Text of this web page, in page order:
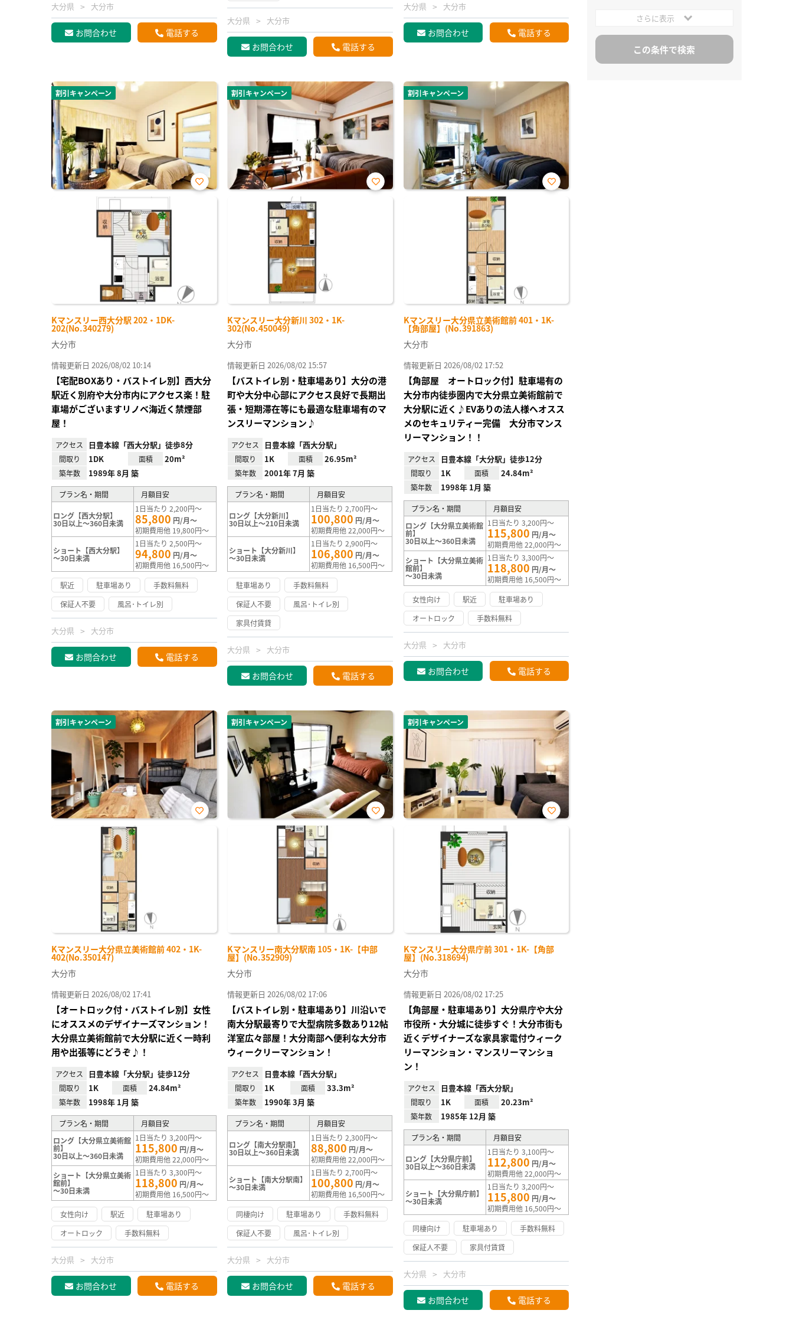
大分県 大分市
お問合わせ 電話する
大分県 大分市
お問合わせ 電話する
大分県 大分市
お問合わせ 電話する
割引キャンペーン
Kマンスリー西大分駅 202・1DK-
202(No.340279)
お気
大分市
情報更新日 2026/08/02 10:14
【宅配BOXあり・バストイレ別】西大分
駅近く別府や大分市内にアクセス楽！駐
車場がございますリノベ海近く禁煙部
屋！
アクセス 日豊本線「西大分駅」徒歩8分
間取り 1DK 面積 20m²
築年数 1989年 8月 築
プラン名・期間 月額目安
ロング【西大分駅】
30日以上～360日未満
1日当たり 2,200円～
85,800 円/月～
初期費用他 19,800円～
ショート【西大分駅】
～30日未満
1日当たり 2,500円～
94,800 円/月～
初期費用他 16,500円～
駅近
駐車場あり
手数料無料
保証人不要
風呂･トイレ別
大分県 大分市
お問合わせ 電話する
割引キャンペーン
Kマンスリー大分新川 302・1K-
302(No.450049)
お気
大分市
情報更新日 2026/08/02 15:57
【バストイレ別・駐車場あり】大分の港
町や大分中心部にアクセス良好で長期出
張・短期滞在等にも最適な駐車場有のマ
ンスリーマンション♪
アクセス 日豊本線「西大分駅」
間取り 1K 面積 26.95m²
築年数 2001年 7月 築
プラン名・期間 月額目安
ロング【大分新川】
30日以上～210日未満
1日当たり 2,700円～
100,800 円/月～
初期費用他 22,000円～
ショート【大分新川】
～30日未満
1日当たり 2,900円～
106,800 円/月～
初期費用他 16,500円～
駐車場あり
手数料無料
保証人不要
風呂･トイレ別
家具付賃貸
大分県 大分市
お問合わせ 電話する
割引キャンペーン
Kマンスリー大分県立美術館前 401・1K-
【角部屋】(No.391863)
お気
大分市
情報更新日 2026/08/02 17:52
【角部屋 オートロック付】駐車場有の
大分市内徒歩圏内で大分県立美術館前で
大分駅に近く♪EVありの法人様へオスス
メのセキュリティー完備 大分市マンス
リーマンション！！
アクセス 日豊本線「大分駅」徒歩12分
間取り 1K 面積 24.84m²
築年数 1998年 1月 築
プラン名・期間
月額目安
ロング【大分県立美術館
前】
30日以上～360日未満
1日当たり 3,200円～
115,800 円/月～
初期費用他 22,000円～
ショート【大分県立美術
館前】
～30日未満
1日当たり 3,300円～
118,800 円/月～
初期費用他 16,500円～
女性向け
駅近
駐車場あり
オートロック
手数料無料
大分県 大分市
お問合わせ 電話する
割引キャンペーン
Kマンスリー大分県立美術館前 402・1K-
402(No.350147)
お気
大分市
情報更新日 2026/08/02 17:41
【オートロック付・バストイレ別】女性
にオススメのデザイナーズマンション！
大分県立美術館前で大分駅に近く一時利
用や出張等にどうぞ♪！
アクセス 日豊本線「大分駅」徒歩12分
間取り 1K 面積 24.84m²
築年数 1998年 1月 築
プラン名・期間
月額目安
ロング【大分県立美術館
前】
30日以上～360日未満
1日当たり 3,200円～
115,800 円/月～
初期費用他 22,000円～
ショート【大分県立美術
館前】
～30日未満
1日当たり 3,300円～
118,800 円/月～
初期費用他 16,500円～
女性向け
駅近
駐車場あり
オートロック
手数料無料
大分県 大分市
お問合わせ 電話する
割引キャンペーン
Kマンスリー南大分駅南 105・1K-【中部
屋】(No.352909)
お気
大分市
情報更新日 2026/08/02 17:06
【バストイレ別・駐車場あり】川沿いで
南大分駅最寄りで大型病院多数あり12帖
洋室広々部屋！大分南部へ便利な大分市
ウィークリーマンション！
アクセス 日豊本線「西大分駅」
間取り 1K 面積 33.3m²
築年数 1990年 3月 築
プラン名・期間 月額目安
ロング【南大分駅南】
30日以上～360日未満
1日当たり 2,300円～
88,800 円/月～
初期費用他 22,000円～
ショート【南大分駅南】
～30日未満
1日当たり 2,700円～
100,800 円/月～
初期費用他 16,500円～
同棲向け
駐車場あり
手数料無料
保証人不要
風呂･トイレ別
大分県 大分市
お問合わせ 電話する
割引キャンペーン
Kマンスリー大分県庁前 301・1K-【角部
屋】(No.318694)
お気
大分市
情報更新日 2026/08/02 17:25
【角部屋・駐車場あり】大分県庁や大分
市役所・大分城に徒歩すぐ！大分市街も
近くデザイナーズな家具家電付ウィーク
リーマンション・マンスリーマンショ
ン！
アクセス 日豊本線「西大分駅」
間取り 1K 面積 20.23m²
築年数 1985年 12月 築
プラン名・期間 月額目安
ロング【大分県庁前】
30日以上～360日未満
1日当たり 3,100円～
112,800 円/月～
初期費用他 22,000円～
ショート【大分県庁前】
～30日未満
1日当たり 3,200円～
115,800 円/月～
初期費用他 16,500円～
同棲向け
駐車場あり
手数料無料
保証人不要
家具付賃貸
大分県 大分市
お問合わせ 電話する
さらに表示